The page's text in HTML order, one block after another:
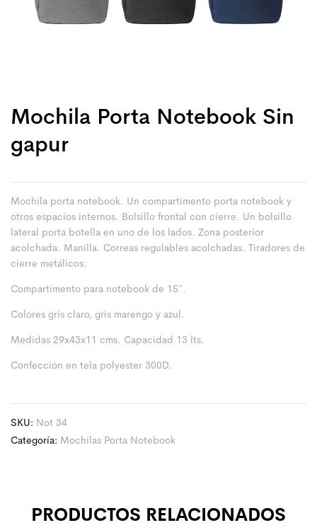
Mochila Porta Notebook Sin
Gapur
Mochila porta notebook. Un compartimento porta notebook y
otros espacios internos. Bolsillo frontal con cierre. Un bolsillo
lateral porta botella en uno de los lados. Zona posterior
acolchada. Manilla. Correas regulables acolchadas. Tiradores de
cierre metálicos.
Compartimento para notebook de 15″.
Colores gris claro, gris marengo y azul.
Medidas 29x43x11 cms. Capacidad 13 lts.
Confección en tela polyester 300D.
SKU: Not 34
Categoría: Mochilas Porta Notebook
PRODUCTOS RELACIONADOS